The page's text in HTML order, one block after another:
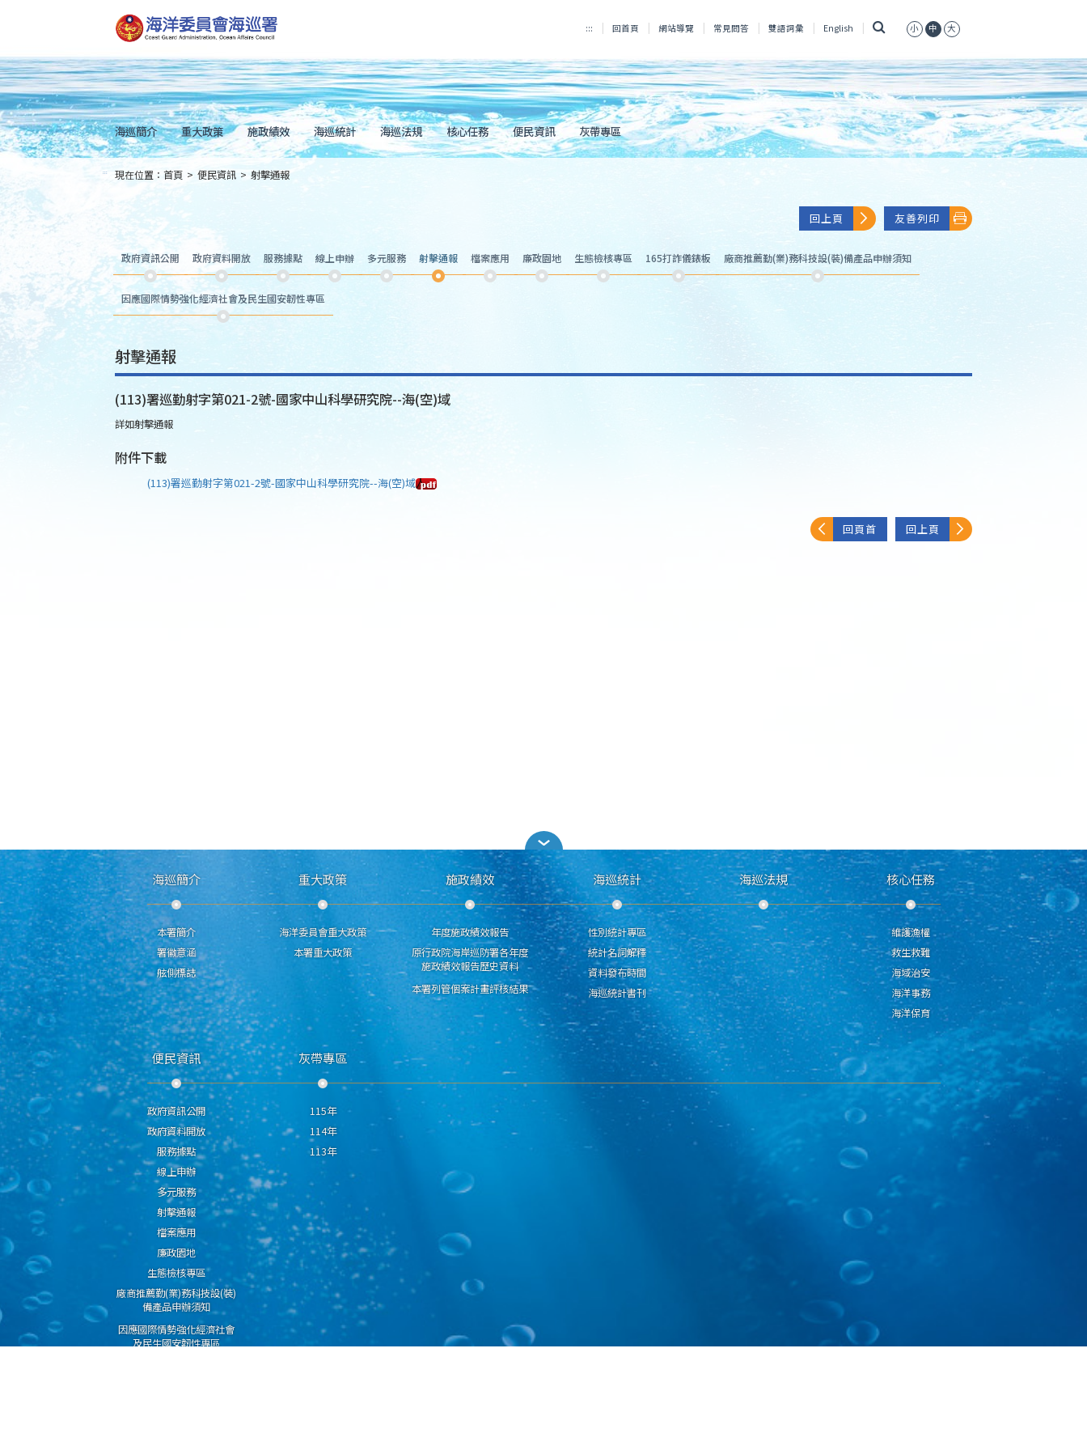
到
主
內
容
Skip
to
main
content
::: 回首頁 網站導覽 常見問答 雙語詞彙 English 小 中 大
海巡簡介 重大政策 施政績效 海巡統計 海巡法規 核心任務 便民資訊 灰帶專區
::: 現在位置： 首頁 > 便民資訊 > 射擊通報
回上頁 友善列印
政府資訊公開 政府資料開放 服務據點 線上申辦 多元服務 射擊通報 檔案應用 廉政園地 生態檢核專區 165打詐儀錶板 廠商推薦勤(業)務科技設(裝)備產品申辦須知
因應國際情勢強化經濟社會及民生國安韌性專區
射擊通報
(113)署巡勤射字第021-2號-國家中山科學研究院--海(空)域
詳如射擊通報
附件下載
(113)署巡勤射字第021-2號-國家中山科學研究院--海(空)域
回頁首 回上頁
海巡簡介
本署簡介
署徽意涵
舷側標誌
重大政策
海洋委員會重大政策
本署重大政策
施政績效
年度施政績效報告
原行政院海岸巡防署各年度
施政績效報告歷史資料
本署列管個案計畫評核結果
海巡統計
性別統計專區
統計名詞解釋
資料發布時間
海巡統計書刊
海巡法規 核心任務
維護漁權
救生救難
海域治安
海洋事務
海洋保育
便民資訊
政府資訊公開
政府資料開放
服務據點
線上申辦
多元服務
射擊通報
檔案應用
廉政園地
生態檢核專區
廠商推薦勤(業)務科技設(裝)
備產品申辦須知
因應國際情勢強化經濟社會
及民生國安韌性專區
灰帶專區
115年
114年
113年